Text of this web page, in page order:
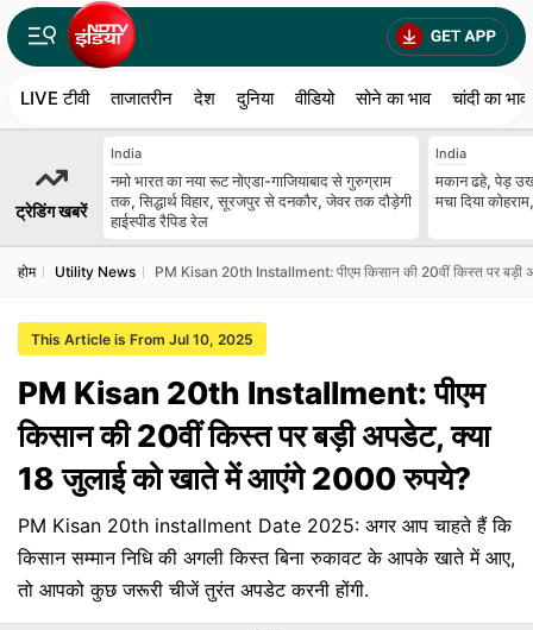
LIVE टीवी ताजातरीन देश दुनिया वीडियो सोने का भाव चांदी का भाव
ट्रेडिंग खबरें
India
नमो भारत का नया रूट नोएडा-गाजियाबाद से गुरुग्राम
तक, सिद्धार्थ विहार, सूरजपुर से दनकौर, जेवर तक दौड़ेगी
हाईस्पीड रैपिड रेल
India
मकान ढहे, पेड़
मचा दिया
होम Utility News PM Kisan 20th Installment: पीएम किसान की 20वीं किस्त पर
This Article is From Jul 10, 2025
PM Kisan 20th Installment: पीएम
किसान की 20वीं किस्त पर बड़ी अपडेट, क्या
18 जुलाई को खाते में आएंगे 2000 रुपये?
PM Kisan 20th installment Date 2025: अगर आप चाहते हैं कि
किसान सम्मान निधि की अगली किस्त बिना रुकावट के आपके खाते में आए,
तो आपको कुछ जरूरी चीजें तुरंत अपडेट करनी होंगी.